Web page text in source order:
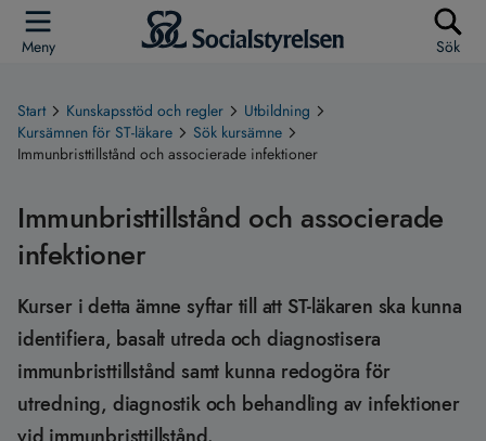
Meny Sök
Start Kunskapsstöd och regler
Utbildning
Kursämnen för ST-läkare
Sök kursämne
Immunbristtillstånd och associerade infektioner
Immunbristtillstånd och associerade
infektioner
Kurser i detta ämne syftar till att ST-läkaren ska kunna
identifiera, basalt utreda och diagnostisera
immunbristtillstånd samt kunna redogöra för
utredning, diagnostik och behandling av infektioner